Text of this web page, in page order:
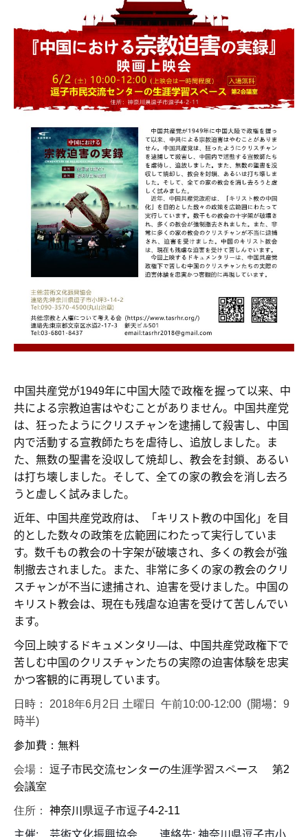
中国共産党が1949年に中国大陸で政権を握って以来、中
共による宗教迫害はやむことがありません。中国共産党
は、狂ったようにクリスチャンを逮捕して殺害し、中国
内で活動する宣教師たちを虐待し、追放しました。ま
た、無数の聖書を没収して焼却し、教会を封鎖、あるい
は打ち壊しました。そして、全ての家の教会を消し去ろ
うと虚しく試みました。
近年、中国共産党政府は、「キリスト教の中国化」を目
的とした数々の政策を広範囲にわたって実行していま
す。数千もの教会の十字架が破壊され、多くの教会が強
制撤去されました。また、非常に多くの家の教会のクリ
スチャンが不当に逮捕され、迫害を受けました。中国の
キリスト教会は、現在も残虐な迫害を受けて苦しんでい
ます。
今回上映するドキュメンタリ―は、中国共産党政権下で
苦しむ中国のクリスチャンたちの実際の迫害体験を忠実
かつ客観的に再現しています。
日時： 2018年6月 2 日 土曜日 午前10:00-12:00 (開場：9
時半)
参加費：無料
会場： 逗子市民交流センターの生涯学習スペース 第2
会議室
住所： 神奈川 県逗子市逗子4-2-11
主催: 芸術文化振興協会 連絡先: 神奈川県逗子市小